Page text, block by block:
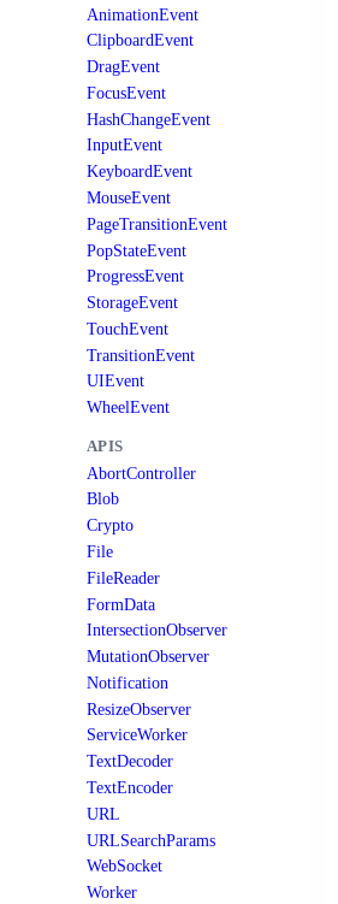
AnimationEvent
ClipboardEvent
DragEvent
FocusEvent
HashChangeEvent
InputEvent
KeyboardEvent
MouseEvent
PageTransitionEvent
PopStateEvent
ProgressEvent
StorageEvent
TouchEvent
TransitionEvent
UIEvent
WheelEvent
APIS
AbortController
Blob
Crypto
File
FileReader
FormData
IntersectionObserver
MutationObserver
Notification
ResizeObserver
ServiceWorker
TextDecoder
TextEncoder
URL
URLSearchParams
WebSocket
Worker